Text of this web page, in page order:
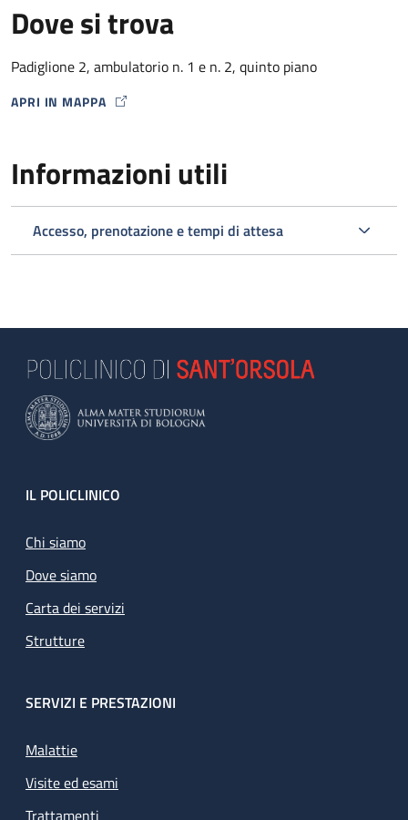
Dove si trova
Padiglione 2, ambulatorio n. 1 e n. 2, quinto piano
APRI IN MAPPA
MAP ICON
Informazioni utili
Accesso, prenotazione e tempi di attesa
Footer
IL POLICLINICO
Chi siamo
Dove siamo
Carta dei servizi
Strutture
SERVIZI E PRESTAZIONI
Malattie
Visite ed esami
Trattamenti